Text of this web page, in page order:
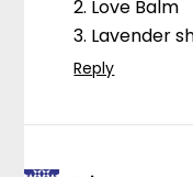
2. Love Balm
3. Lavender
Reply